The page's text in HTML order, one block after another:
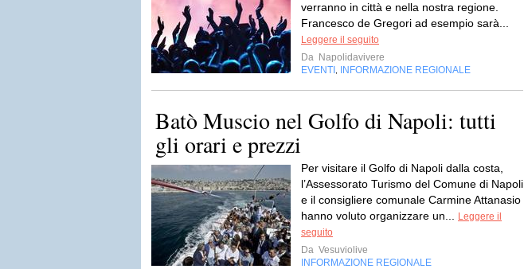
verranno in città e nella nostra regione.
Francesco de Gregori ad esempio sarà...
Leggere il seguito
Da Napolidavivere
EVENTI
INFORMAZIONE REGIONALE
Batò Muscio nel Golfo di Napoli: tutti
gli orari e prezzi
Per visitare il Golfo di Napoli dalla costa,
l’Assessorato Turismo del Comune di Napoli
e il consigliere comunale Carmine Attanasio
hanno voluto organizzare un...
Leggere il
seguito
Da Vesuviolive
INFORMAZIONE REGIONALE